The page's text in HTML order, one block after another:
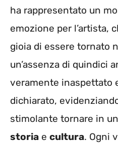
ha rappresentato un
emozione per l’artista,
gioia di essere tornato
un’assenza di quindici
veramente inaspettato
dichiarato,
stimolante tornare in
storia e cultura. Ogni